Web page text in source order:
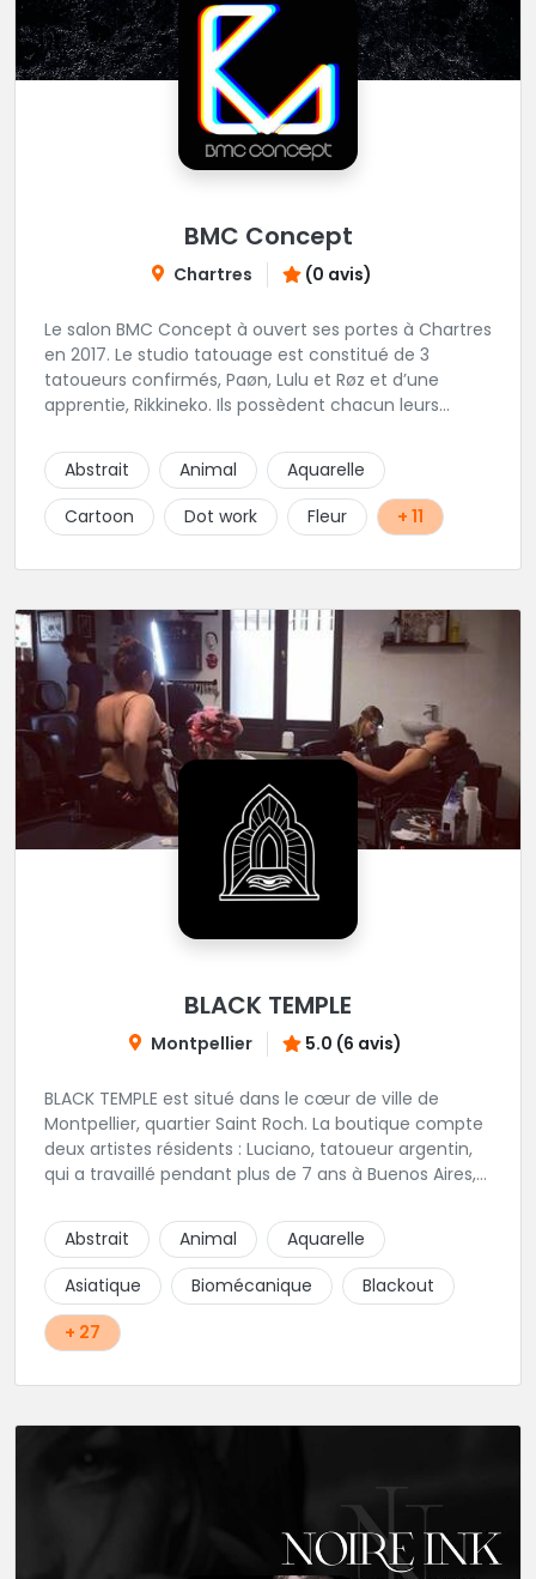
BMC Concept
Chartres (0 avis)
Le salon BMC Concept à ouvert ses portes à Chartres
en 2017. Le studio tatouage est constitué de 3
tatoueurs confirmés, Paøn, Lulu et Røz et d’une
apprentie, Rikkineko. Ils possèdent chacun leurs
souhaitant se faire tatouer de pouvoir construire un
projet entièrement personnalisé. Une pierceuse est
présente en Guest environ une semaine par mois au
salon.
Abstrait Animal
Aquarelle
Cartoon
Dot work Fleur + 11
BLACK TEMPLE
Montpellier 5.0 (6 avis)
BLACK TEMPLE est situé dans le cœur de ville de
Montpellier, quartier Saint Roch. La boutique compte
deux artistes résidents : Luciano, tatoueur argentin,
qui a travaillé pendant plus de 7 ans à Buenos Aires,
qui a travaillé dans plusieurs boutiques de la ville
avant de rejoindre notre équipe. La boutique
accueille plusieurs artistes tatoueurs en tant que
guests tout au long de l'année afin de proposer
d'autres styles.
Abstrait Animal
Aquarelle
Asiatique
Biomécanique
Blackout
+ 27